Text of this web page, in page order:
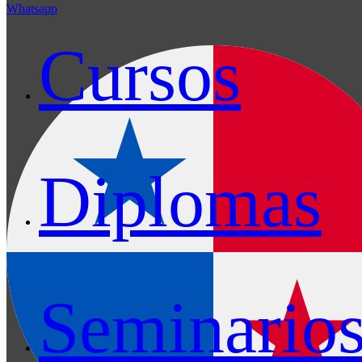
Cursos
Diplomas
Whatsapp